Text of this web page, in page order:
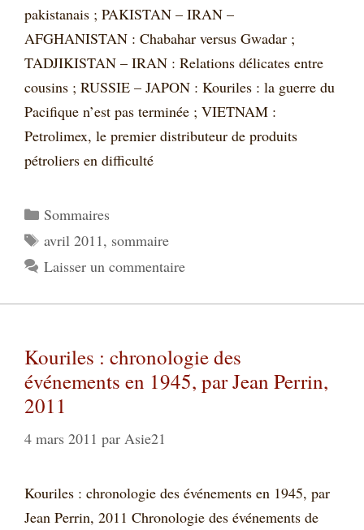
pakistanais ; PAKISTAN – IRAN –
AFGHANISTAN : Chabahar versus Gwadar ;
TADJIKISTAN – IRAN : Relations délicates entre
cousins ; RUSSIE – JAPON : Kouriles : la guerre du
Pacifique n’est pas terminée ; VIETNAM :
Petrolimex, le premier distributeur de produits
pétroliers en difficulté
Catégories
Sommaires
Étiquettes
avril 2011, sommaire
Laisser un commentaire
Kouriles : chronologie des
événements en 1945, par Jean Perrin,
2011
4 mars 2011 par Asie21
Kouriles : chronologie des événements en 1945, par
Jean Perrin, 2011 Chronologie des événements de